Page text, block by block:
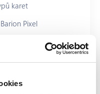
karet
Pixel
koše je vyšší